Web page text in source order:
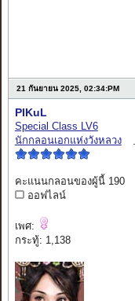
21 กันยายน 2025, 02:34:PM
PIKuL
Special Class LV6
นักกลอนเอกแห่งวังหลวง
คะแนนกลอนของผู้นี้ 190
ออฟไลน์
เพศ:
กระทู้: 1,138